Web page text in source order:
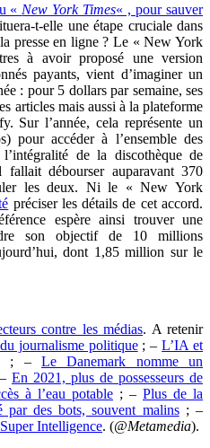
« New York Times« , pour sauver
t-elle une étape cruciale dans
presse en ligne ?Le « New York
à avoir proposé une version
payants, vient d’imaginer un
: pour 5 dollars par semaine, ses
articles mais aussi à la plateforme
Sur l’année, cela représente un
pour accéder à l’ensemble des
de la discothèque de
débourser auparavant 370
les deux. Ni le « New York
préciser les détails de cet accord.
espère ainsi trouver une
son objectif de 10 millions
dont 1,85 million sur le
contre les médias. A retenir
journalisme politique; –L’IA et
; – Le Danemark nomme un
En 2021, plus de possesseurs de
à l’eau potable ; – Plus de la
des bots, souvent malins; –
Intelligence. (@Metamedia).